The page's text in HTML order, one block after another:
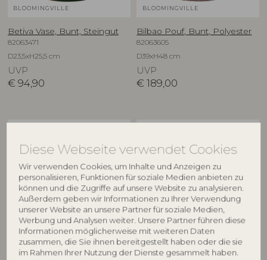
Diese Webseite verwendet Cookies
Wir verwenden Cookies, um Inhalte und Anzeigen zu
personalisieren, Funktionen für soziale Medien anbieten zu
können und die Zugriffe auf unsere Website zu analysieren.
Außerdem geben wir Informationen zu Ihrer Verwendung
unserer Website an unsere Partner für soziale Medien,
Werbung und Analysen weiter. Unsere Partner führen diese
Informationen möglicherweise mit weiteren Daten
zusammen, die Sie ihnen bereitgestellt haben oder die sie
im Rahmen Ihrer Nutzung der Dienste gesammelt haben.
BLOOMINGVILLE
Betiva Vase, Bunt, Steingut
82063471
D23,5xH25,5 cm
UVP
€ 94,90
BLOOMINGVILLE
Bilbao Pouf, Bunt, Polyester
82063605
D39xH48 cm
UVP
€ 189,00
BLOOMINGVILLE
Binna Schale, Rose, Steingut
BLOOMINGVILLE
Binna Teller, Rose, Steingut